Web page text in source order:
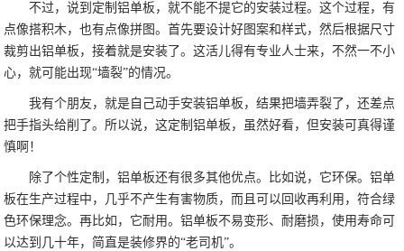
不过，说到定制铝单板，就不能不提它的安装过程。这个过程，有
点像搭积木，也有点像拼图。首先要设计好图案和样式，然后根据尺寸
裁剪出铝单板，接着就是安装了。这活儿得有专业人士来，不然一不小
心，就可能出现“墙裂”的情况。
我有个朋友，就是自己动手安装铝单板，结果把墙弄裂了，还差点
把手指头给削了。所以说，这定制铝单板，虽然好看，但安装可真得谨
慎啊！
除了个性定制，铝单板还有很多其他优点。比如说，它环保。铝单
板在生产过程中，几乎不产生有害物质，而且可以回收再利用，符合绿
色环保理念。再比如，它耐用。铝单板不易变形、耐磨损，使用寿命可
以达到几十年，简直是装修界的“老司机”。